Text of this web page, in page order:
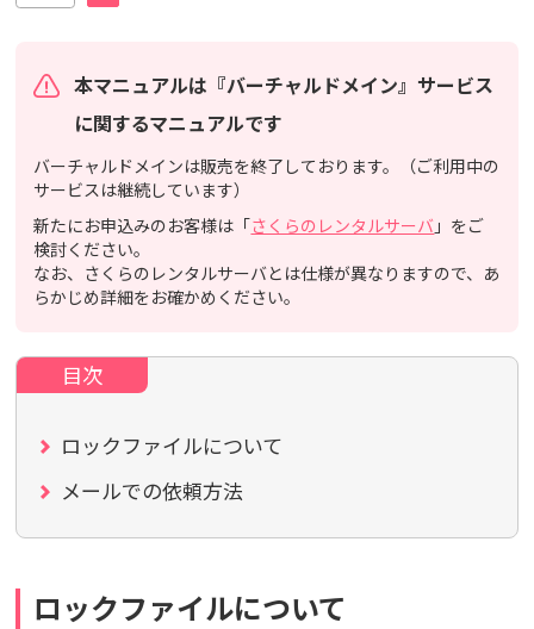
本マニュアルは『バーチャルドメイン』サービス
に関するマニュアルです
バーチャルドメインは販売を終了しております。（ご利用中の
サービスは継続しています）
新たにお申込みのお客様は「さくらのレンタルサーバ 」をご
検討ください。
なお、さくらのレンタルサーバとは仕様が異なりますので、あ
らかじめ詳細をお確かめください。
ロックファイルについて
メールでの依頼方法
ロックファイルについて